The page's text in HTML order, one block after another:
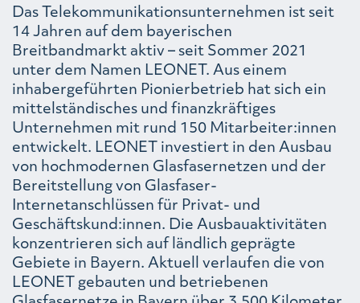
Das Telekommunikationsunternehmen ist seit
14 Jahren auf dem bayerischen
Breitbandmarkt aktiv – seit Sommer 2021
unter dem Namen LEONET. Aus einem
inhabergeführten Pionierbetrieb hat sich ein
mittelständisches und finanzkräftiges
Unternehmen mit rund 150 Mitarbeiter:innen
entwickelt. LEONET investiert in den Ausbau
von hochmodernen Glasfasernetzen und der
Bereitstellung von Glasfaser-
Internetanschlüssen für Privat- und
Geschäftskund:innen. Die Ausbauaktivitäten
konzentrieren sich auf ländlich geprägte
Gebiete in Bayern. Aktuell verlaufen die von
LEONET gebauten und betriebenen